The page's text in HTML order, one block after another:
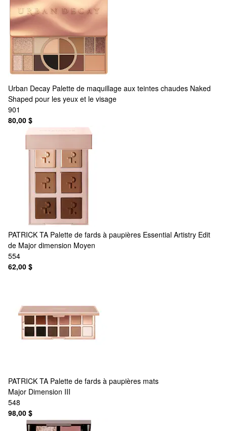
Urban Decay Palette de maquillage aux teintes chaudes Naked
Shaped pour les yeux et le visage
901
80,00 $
PATRICK TA Palette de fards à paupières Essential Artistry Edit
de Major dimension Moyen
554
62,00 $
PATRICK TA Palette de fards à paupières mats
Major Dimension III
548
98,00 $